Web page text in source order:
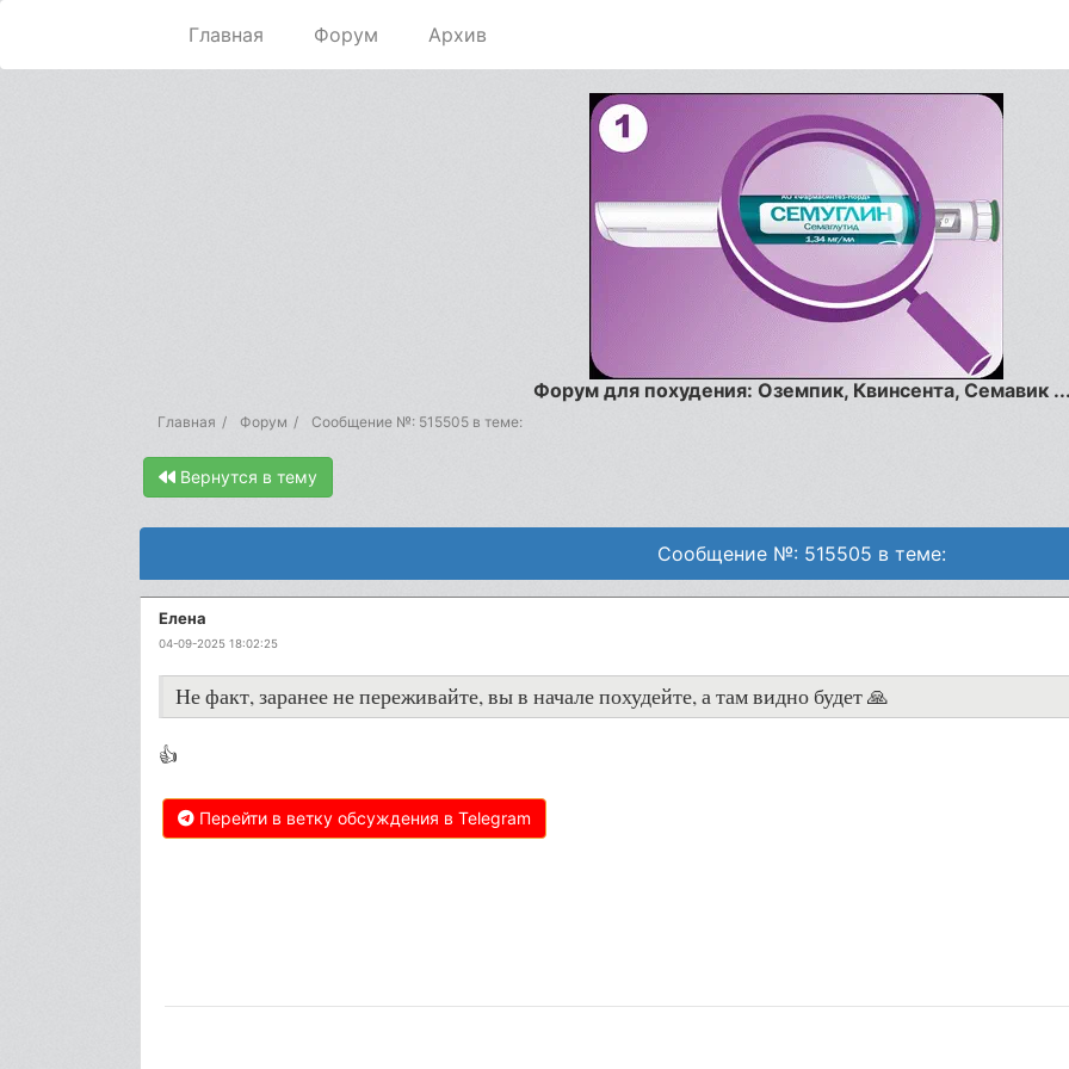
Главная Форум Архив
Форум для похудения: Оземпик, Квинсента, Семавик
Главная Форум Сообщение №: 515505 в теме:
Вернутся в тему
Сообщение №: 515505 в теме:
Елена
04-09-2025 18:02:25
Не факт, заранее не переживайте, вы в начале похудейте, а там видно будет 🙏
👍
Перейти в ветку обсуждения в Telegram